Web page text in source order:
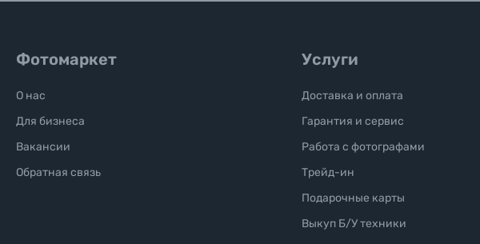
Фотомаркет
О нас
Для бизнеса
Вакансии
Обратная связь
Услуги
Доставка и оплата
Гарантия и сервис
Работа с фотографами
Трейд-ин
Подарочные карты
Выкуп Б/У техники